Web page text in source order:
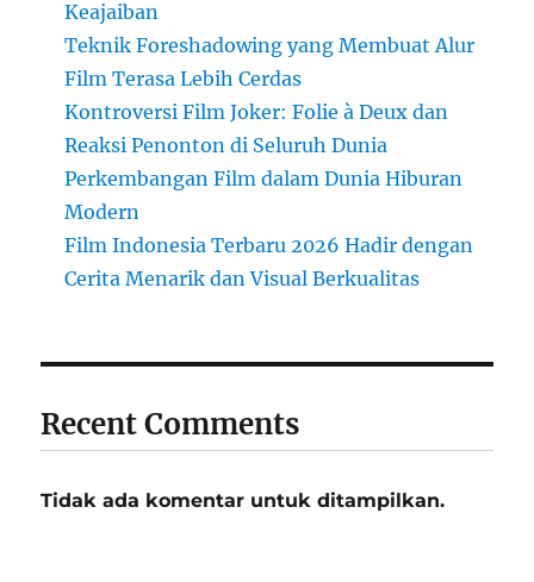
Keajaiban
Teknik Foreshadowing yang Membuat Alur
Film Terasa Lebih Cerdas
Kontroversi Film Joker: Folie à Deux dan
Reaksi Penonton di Seluruh Dunia
Perkembangan Film dalam Dunia Hiburan
Modern
Film Indonesia Terbaru 2026 Hadir dengan
Cerita Menarik dan Visual Berkualitas
Recent Comments
Tidak ada komentar untuk ditampilkan.